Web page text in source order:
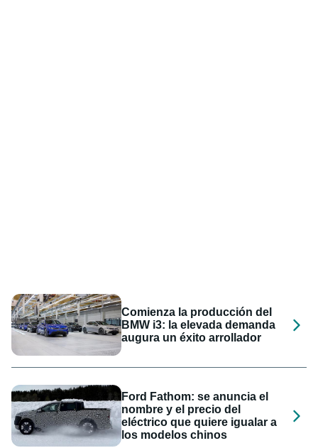
Comienza la producción del
BMW i3: la elevada demanda
augura un éxito arrollador
Ford Fathom: se anuncia el
nombre y el precio del
eléctrico que quiere igualar a
los modelos chinos